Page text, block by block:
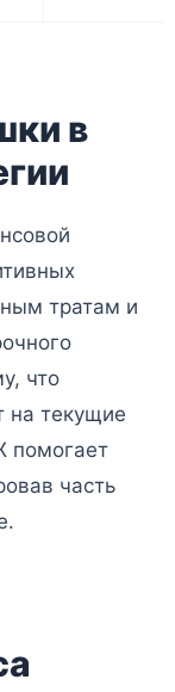
в
тратам и
что
на текущие
помогает
часть